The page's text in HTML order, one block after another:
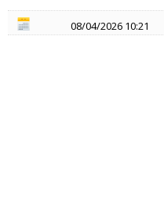
08/04/2026 10:21